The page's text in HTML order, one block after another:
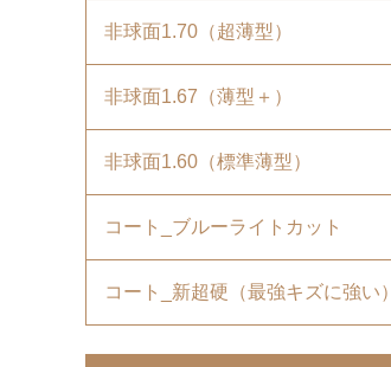
非球面1.70（超薄型）
非球面1.67（薄型＋）
非球面1.60（標準薄型）
コート_ブルーライトカット
コート_新超硬（最強キズに強い）